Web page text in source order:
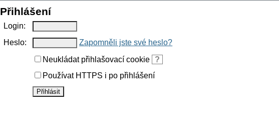
Přihlášení
Login:
Heslo:
Zapomněli jste své heslo?
Neukládat přihlašovací cookie
?
Používat HTTPS i po přihlášení